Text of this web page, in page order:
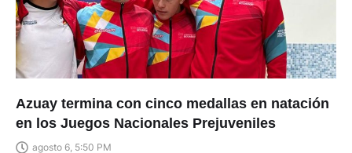
Azuay termina con cinco medallas en natación
en los Juegos Nacionales Prejuveniles
agosto 6, 5:50 PM